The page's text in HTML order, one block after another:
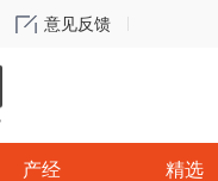
意见反馈
产经 精选